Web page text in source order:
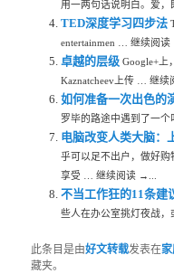
用一两句话说明白。爱
TED深度学习四步法
entertainmen … 继续阅读
卓越的层级 Google+上
Kaznatcheev上传 … 继续
如何准备一次出色的
罗毕的路途中遇到了一
电脑改变人类大脑：
乎可以足不出户，做好购
享受 … 继续阅读 →...
不当工作狂的11条建
些人在办公室挑灯夜战
此条目是由好文转载发表在
藏夹。